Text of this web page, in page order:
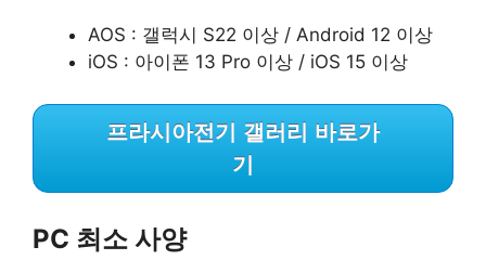
AOS : 갤럭시 S22 이상 / Android 12 이상
iOS : 아이폰 13 Pro 이상 / iOS 15 이상
프라시아전기 갤러리 바로가
기
PC 최소 사양